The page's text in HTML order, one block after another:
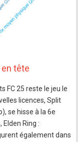
en tête
FC 25 reste le jeu le
licences, Split
se hisse à la 6e
Elden Ring :
également dans